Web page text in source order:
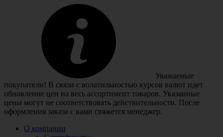
Уважаемые
покупатели! В связи с волатильностью курсов валют идет
обновление цен на весь ассортимент товаров. Указанные
цены могут не соответствовать действительности. После
оформления заказа с вами свяжется менеджер.
О компании